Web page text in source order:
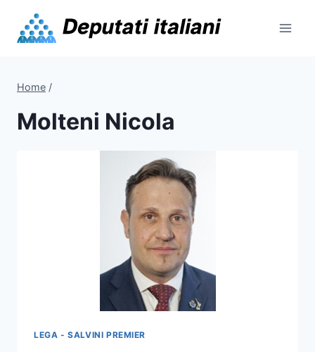
content
Home /
Molteni Nicola
LEGA - SALVINI PREMIER